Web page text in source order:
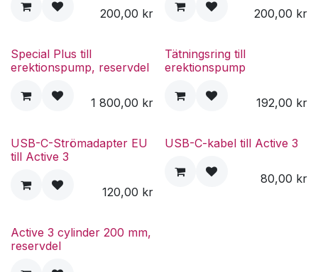
200,00 kr 200,00 kr
Special Plus till
erektionspump, reservdel
1 800,00 kr
Tätningsring till
erektionspump
192,00 kr
USB-C-Strömadapter EU
till Active 3
120,00 kr
USB-C-kabel till Active 3
80,00 kr
Active 3 cylinder 200 mm,
reservdel